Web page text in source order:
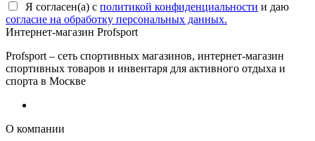
Я согласен(a) с политикой конфиденциальности и даю
согласие на обработку персональных данных.
Интернет-магазин Profsport
Profsport – сеть спортивных магазинов, интернет-магазин
спортивных товаров и инвентаря для активного отдыха и
спорта в Москве
О компании